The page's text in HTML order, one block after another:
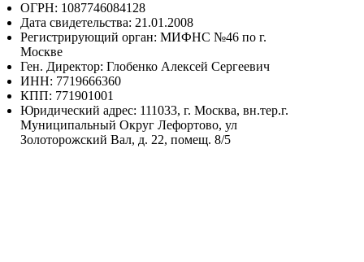
ОГРН: 1087746084128
Дата свидетельства: 21.01.2008
Регистрирующий орган: МИФНС №46 по г.
Москве
Ген. Директор: Глобенко Алексей Сергеевич
ИНН: 7719666360
КПП: 771901001
Юридический адрес: 111033, г. Москва, вн.тер.г.
Муниципальный Округ Лефортово, ул
Золоторожский Вал, д. 22, помещ. 8/5